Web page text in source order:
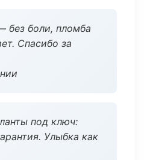
без боли, пломба
Спасибо за
под ключ:
Улыбка как